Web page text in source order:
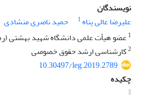
نویسندگان
علیرضا عالی پناه1 حمید ناصری منشادی
1 عضو هیأت علمی دانشگاه شهید بهشتی
2کارشناسی ارشد حقوق خصوصی
10.30497/leg.2019.2789
چکیده